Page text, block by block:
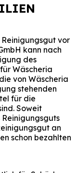
vor
kann nach
des
Wäscheria
von Wäscheria
stehenden
für die
Soweit
an
schon bezahlten